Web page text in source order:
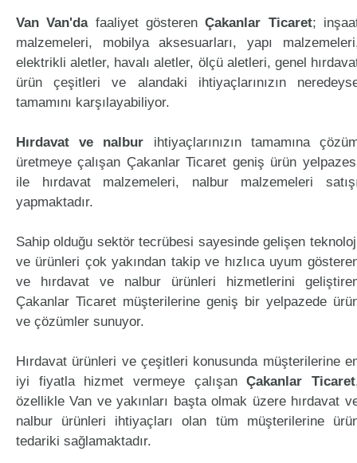
Van Van'dafaaliyet gösterenÇakanlar Ticaret;
malzemeleri, mobilya aksesuarları, yapı
elektrikli aletler, havalı aletler, ölçü aletleri, genel
ürün çeşitleri ve alandaki ihtiyaçlarınızın
tamamını karşılayabiliyor.
Hırdavat ve nalbur ihtiyaçlarınızın tamamına
üretmeye çalışan Çakanlar Ticaret geniş ürün
ile hırdavat malzemeleri, nalbur malzemeleri
yapmaktadır.
Sahip olduğu sektör tecrübesi sayesinde gelişen
ve ürünleri çok yakından takip ve hızlıca uyum
ve hırdavat ve nalbur ürünleri hizmetlerini
Çakanlar Ticaret müşterilerine geniş bir yelpazede
ve çözümler sunuyor.
Hırdavat ürünleri ve çeşitleri konusunda müşterilerine
iyi fiyatla hizmet vermeye çalışanÇakanlar Ticaret
özellikle Van ve yakınları başta olmak üzere hırdavat
nalbur ürünleri ihtiyaçları olan tüm müşterilerine
tedariki sağlamaktadır.